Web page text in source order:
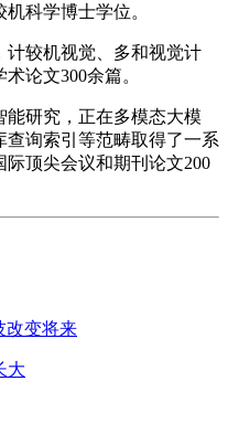
科学博士学位。
较机视觉、多和视觉计
论文300余篇。
研究，正在多模态大模
询索引等范畴取得了一系
顶尖会议和期刊论文200
改变将来
大